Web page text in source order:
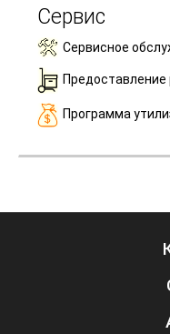
Сервис
Сервисное
Предоставление
Программа